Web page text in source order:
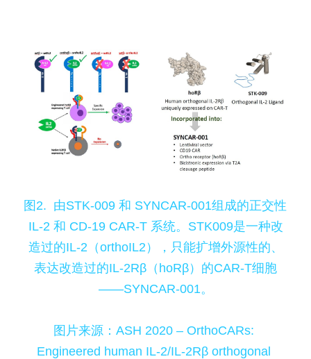
图2.  由STK-009 和 SYNCAR-001组成的正交性
IL-2 和 CD-19 CAR-T 系统。STK009是一种改
造过的IL-2（orthoIL2），只能扩增外源性的、
表达改造过的IL-2Rβ（hoRβ）的CAR-T细胞
——SYNCAR-001。
图片来源：ASH 2020 – OrthoCARs:
Engineered human IL-2/IL-2Rβ orthogonal